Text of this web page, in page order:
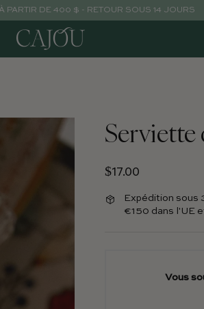
PARTIR DE 400 $ - RETOUR SOUS 14 JOURS
Serviette
Prix normal
$17.00
Expédition sous
€150 dans l'UE
Vous